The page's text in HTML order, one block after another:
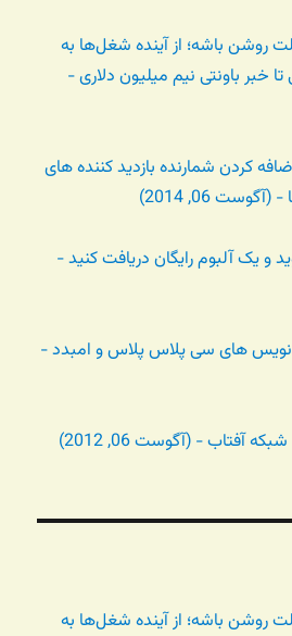
جادی ۱۷۳ – دلت روشن باشه؛ از آینده شغل‌ها به
باونتی نیم میلیون دلاری -
تی وی ۰۰۴ – اضافه کردن شمارنده بازدید کننده های
06, 2014)
و یک آلبوم رایگان دریافت کنید -
های سی پلاس پلاس و امبدد -
آفتاب - (آگوست 06, 2012)
جادی ۱۷۳ – دلت روشن باشه؛ از آینده شغل‌ها به